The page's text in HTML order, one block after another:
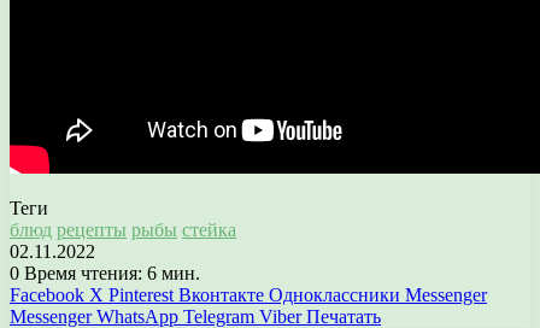
Теги
блюд рецепты рыбы стейка
02.11.2022
0 Время чтения: 6 мин.
Facebook X Pinterest Вконтакте Одноклассники Messenger
Messenger WhatsApp Telegram Viber Печатать